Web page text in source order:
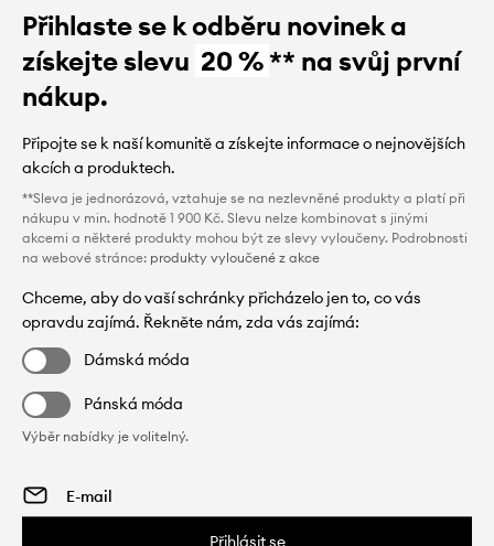
Přihlaste se k odběru novinek a
získejte slevu 20 %** na svůj první
nákup.
Připojte se k naší komunitě a získejte informace o nejnovějších
akcích a produktech.
**Sleva je jednorázová, vztahuje se na nezlevněné produkty a platí při
nákupu v min. hodnotě 1 900 Kč. Slevu nelze kombinovat s jinými
akcemi a některé produkty mohou být ze slevy vyloučeny. Podrobnosti
na webové stránce: produkty vyloučené z akce
Chceme, aby do vaší schránky přicházelo jen to, co vás
opravdu zajímá. Řekněte nám, zda vás zajímá:
Dámská móda
Pánská móda
Výběr nabídky je volitelný.
Přihlásit se